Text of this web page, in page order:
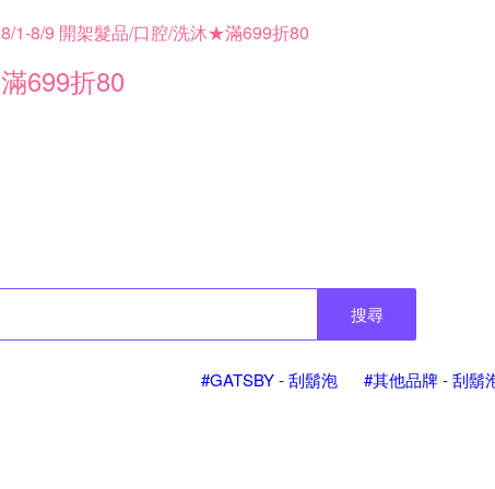
8/1-8/9 開架髮品/口腔/洗沐★滿699折80
滿699折80
搜尋
#GATSBY - 刮鬍泡 #其他品牌 - 刮鬍